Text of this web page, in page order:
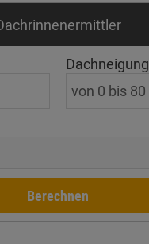
Dachneigung
Berechnen